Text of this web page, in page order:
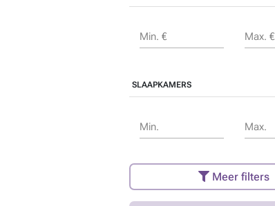
Min. € Max. €
SLAAPKAMERS
Min. Max.
Meer filters